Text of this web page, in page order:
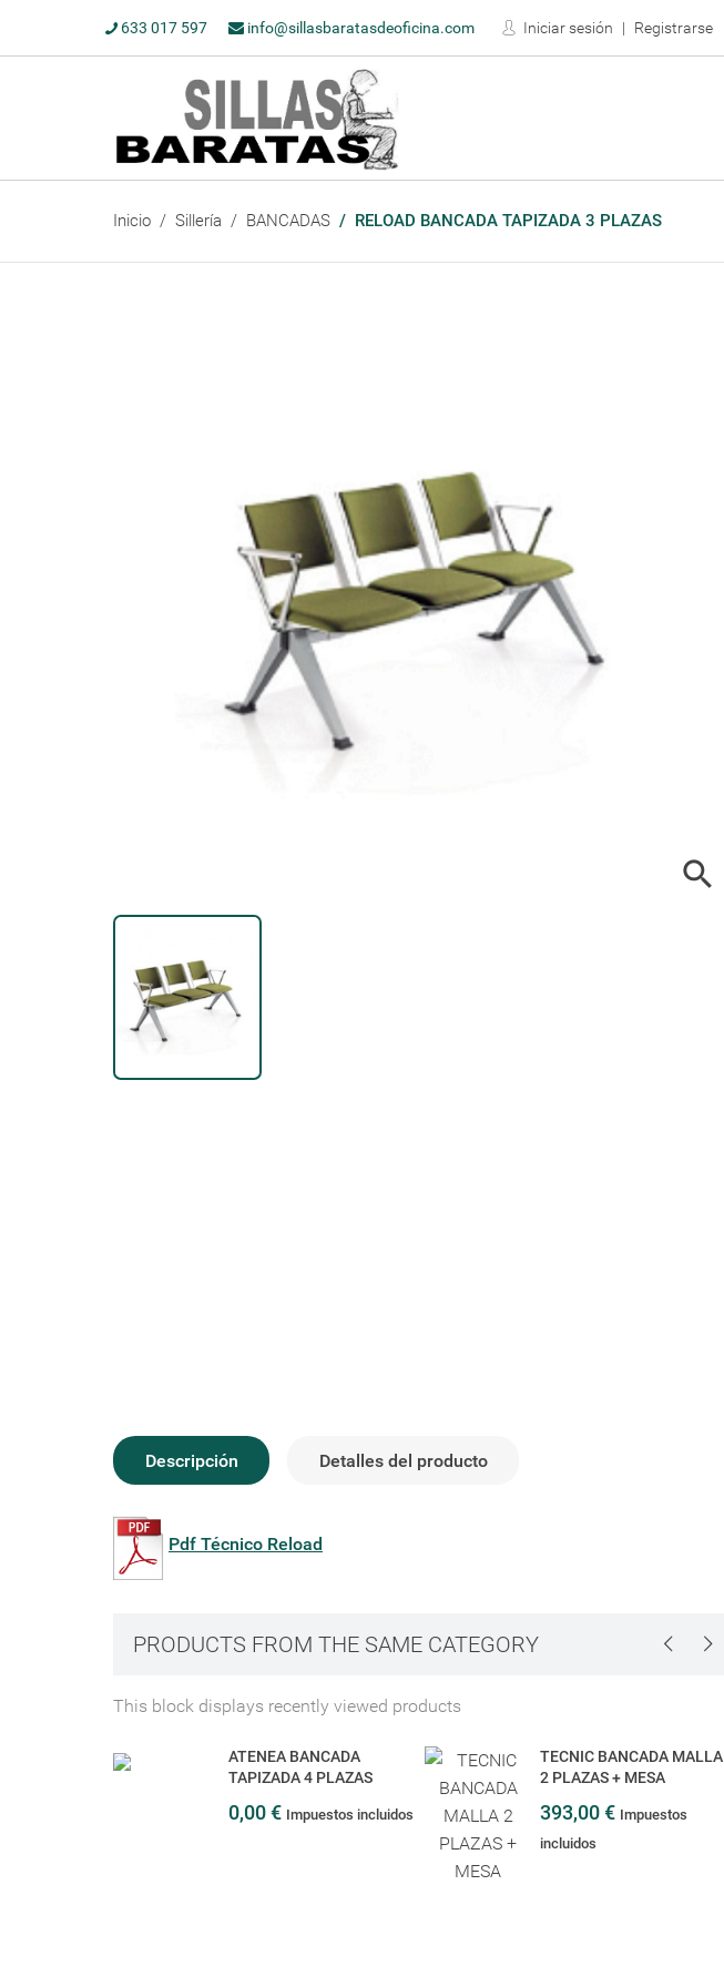
633 017 597 info@sillasbaratasdeoficina.com Iniciar sesión Registrarse
Inicio Sillería BANCADAS RELOAD BANCADA TAPIZADA 3 PLAZAS

Descripción Detalles del producto
Pdf Técnico Reload
PRODUCTS FROM THE SAME CATEGORY
This block displays recently viewed products
ATENEA BANCADA
TAPIZADA 4 PLAZAS
0,00 € Impuestos incluidos
TECNIC BANCADA MALLA
2 PLAZAS + MESA
393,00 € Impuestos
incluidos